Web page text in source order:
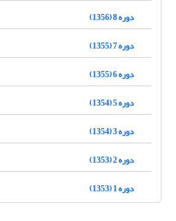
دوره 8 (1356)
دوره 7 (1355)
دوره 6 (1355)
دوره 5 (1354)
دوره 3 (1354)
دوره 2 (1353)
دوره 1 (1353)